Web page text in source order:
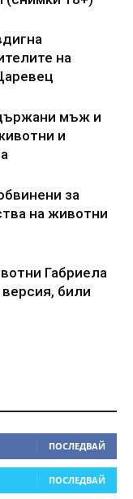
на
мъж и
и
за
на животни
Габриела
били
ПОСЛЕДВАЙ
ПОСЛЕДВАЙ